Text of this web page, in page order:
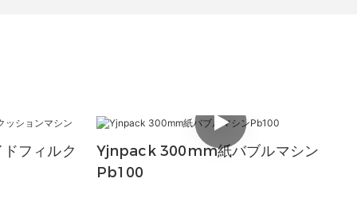
フィルク
Yjnpack 300mm紙バブルマシン
Pb100